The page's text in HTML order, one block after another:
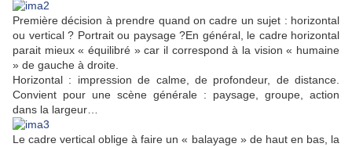
Première décision à prendre quand on cadre un sujet : horizontal
ou vertical ? Portrait ou paysage ?En général, le cadre horizontal
parait mieux « équilibré » car il correspond à la vision « humaine
» de gauche à droite.
Horizontal : impression de calme, de profondeur, de distance.
Convient pour une scène générale : paysage, groupe, action
dans la largeur…
Le cadre vertical oblige à faire un « balayage » de haut en bas, la